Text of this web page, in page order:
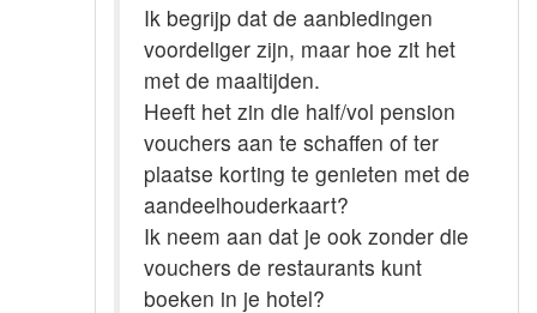
Ik begrijp dat de aanbiedingen
voordeliger zijn, maar hoe zit het
met de maaltijden.
Heeft het zin die half/vol pension
vouchers aan te schaffen of ter
plaatse korting te genieten met de
aandeelhouderkaart?
Ik neem aan dat je ook zonder die
vouchers de restaurants kunt
boeken in je hotel?